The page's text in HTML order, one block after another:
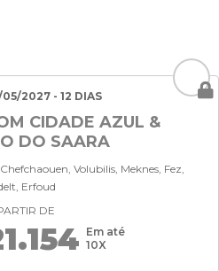
2027 - 12 DIAS
CIDADE AZUL &
DO SAARA
Volubilis, Meknes, Fez,
Erfoud
DE
Em até
10X